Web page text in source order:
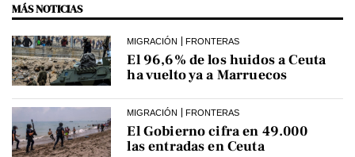
MÁS NOTICIAS
MIGRACIÓN FRONTERAS
El 96,6% de los huidos a Ceuta
ha vuelto ya a Marruecos
MIGRACIÓN FRONTERAS
El Gobierno cifra en 49.000
las entradas en Ceuta